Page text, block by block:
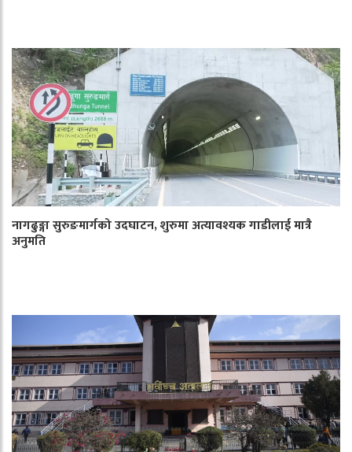
नागढुङ्गा सुरुङमार्गको उदघाटन, शुरुमा अत्यावश्यक गाडीलाई मात्रै
अनुमति